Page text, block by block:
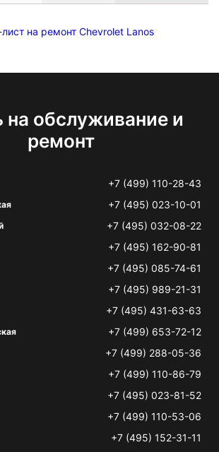
на ремонт Chevrolet Lanos
на обслуживание и
ремонт
+7 (499) 110-28-43
+7 (495) 023-10-01
+7 (495) 032-08-22
+7 (495) 162-90-81
+7 (495) 085-74-61
+7 (495) 989-21-31
+7 (495) 431-63-63
+7 (499) 653-72-12
+7 (499) 288-05-36
+7 (499) 110-86-79
+7 (495) 023-81-52
+7 (499) 110-53-06
+7 (495) 152-31-11